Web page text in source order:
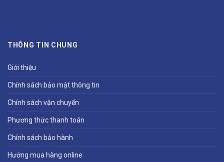
THÔNG TIN CHUNG
Giới thiệu
Chính sách bảo mật thông tin
Chính sách vận chuyển
Phương thức thanh toán
Chính sách bảo hành
Hướng mua hàng online